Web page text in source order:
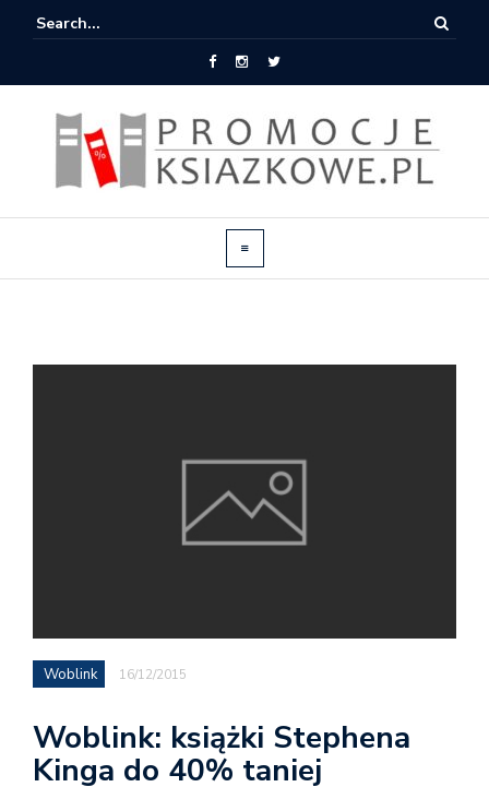
Woblink 16/12/2015
Woblink: książki Stephena
Kinga do 40% taniej